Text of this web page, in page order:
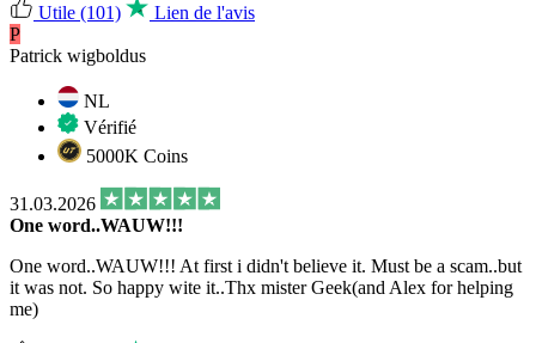
Utile (101)
Lien de l'avis
P
Patrick wigboldus
NL
Vérifié
5000K Coins
31.03.2026
One word..WAUW!!!
One word..WAUW!!! At first i didn't believe it. Must be a scam..but
it was not. So happy wite it..Thx mister Geek(and Alex for helping
me)